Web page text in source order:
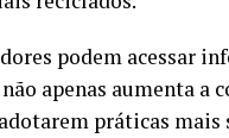
podem acessar
apenas aumenta a
práticas